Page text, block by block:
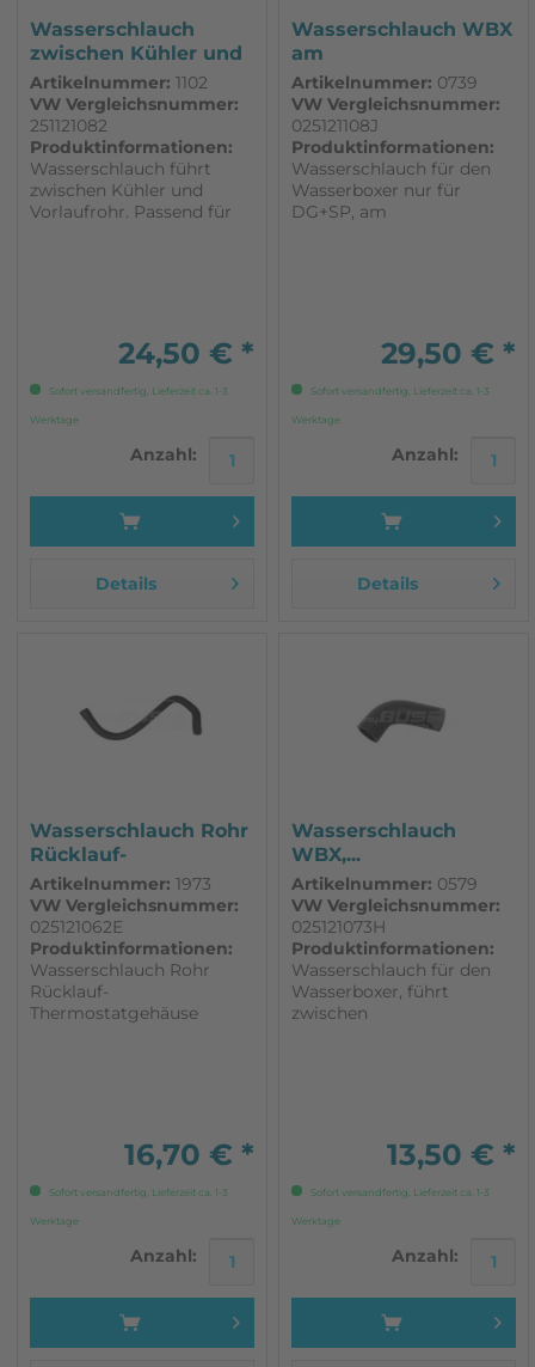
Wasserschlauch
zwischen Kühler und
Vorlaufrohr...
Artikelnummer: 1102
VW Vergleichsnummer:
251121082
Produktinformationen:
Wasserschlauch führt
zwischen Kühler und
Vorlaufrohr. Passend für
Durchmesser 38 mm
(Kunststoffrohre ab Werk
oder Edelstahlrohre)
24,50 € *
Sofort versandfertig, Lieferzeit ca. 1-3
Werktage
Anzahl:
Details
Wasserschlauch WBX
am
Artikelnummer: 0739
VW Vergleichsnummer:
025121108J
Produktinformationen:
Wasserschlauch für den
Wasserboxer nur für
DG+SP, am
29,50 € *
Sofort versandfertig, Lieferzeit ca. 1-3
Werktage
Anzahl:
Details
Wasserschlauch Rohr
Rücklauf-
Thermostatgehäuse...
Artikelnummer: 1973
VW Vergleichsnummer:
025121062E
Produktinformationen:
Wasserschlauch Rohr
Rücklauf-
Thermostatgehäuse
16,70 € *
Sofort versandfertig, Lieferzeit ca. 1-3
Werktage
Anzahl:
Wasserschlauch
WBX,...
Artikelnummer: 0579
VW Vergleichsnummer:
025121073H
Produktinformationen:
Wasserschlauch für den
Wasserboxer, führt
zwischen
13,50 € *
Sofort versandfertig, Lieferzeit ca. 1-3
Werktage
Anzahl: